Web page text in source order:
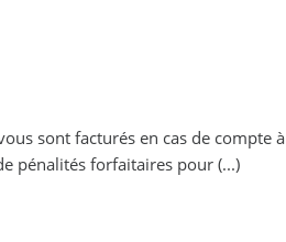
sont facturés en cas de compte à
pénalités forfaitaires pour (...)